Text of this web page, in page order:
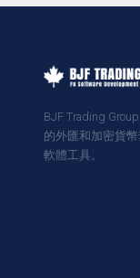
BJF Trading
的外匯和加密貨
軟體工具。